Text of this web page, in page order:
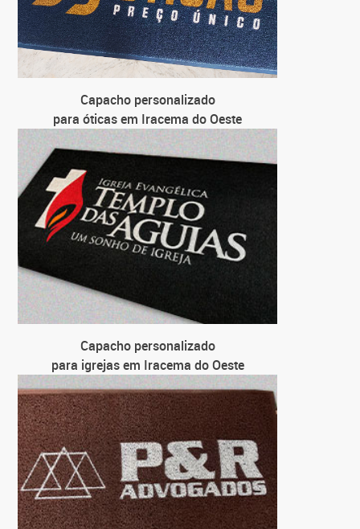
Capacho personalizado
para óticas em Iracema do Oeste
Capacho personalizado
para igrejas em Iracema do Oeste